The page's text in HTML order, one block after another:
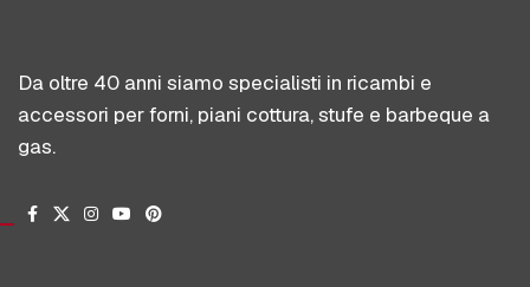
Da oltre 40 anni siamo specialisti in ricambi e
accessori per forni, piani cottura, stufe e barbeque a
gas.